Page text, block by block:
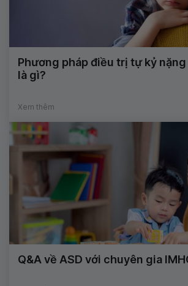
Phương pháp điều trị tự kỷ
là gì?
Xem thêm
Q&A về ASD với chuyên gia